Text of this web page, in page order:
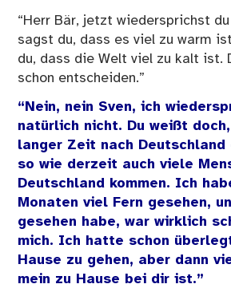
“Herr Bär, jetzt wiedersprichst
sagst du, dass es viel zu warm
du, dass die Welt viel zu kalt ist.
schon entscheiden.”
“Nein, nein Sven, ich
natürlich nicht. Du weißt
langer Zeit nach Deutschland
so wie derzeit auch viele
Deutschland kommen. Ich
Monaten viel Fern gesehen,
gesehen habe, war wirklich
mich. Ich hatte schon
Hause zu gehen, aber dann
mein zu Hause bei dir ist.”